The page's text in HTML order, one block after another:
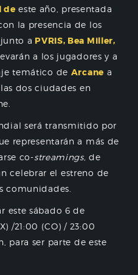
de este año, presentada
la presencia de los
junto a PVRIS, Bea Miller,
a los jugadores y a
temático de Arcane a
dos ciudades en
será transmitido por
representarán a más de
co-streamings, de
celebrar el estreno de
comunidades.
este sábado 6 de
/21:00 (CO) / 23:00
para ser parte de este